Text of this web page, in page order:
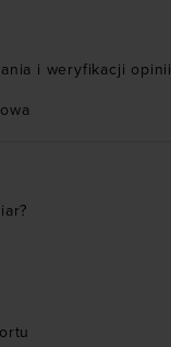
i weryfikacji opinii